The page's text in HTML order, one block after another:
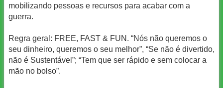
mobilizando pessoas e recursos para acabar com a
guerra.
Regra geral: FREE, FAST & FUN. “Nós não queremos o
seu dinheiro, queremos o seu melhor”, “Se não é divertido,
não é Sustentável”; “Tem que ser rápido e sem colocar a
mão no bolso”.